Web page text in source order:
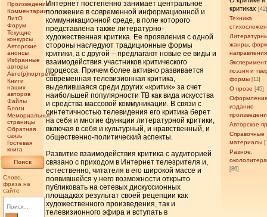
Произведения
Комментарии
ЛитО
Форум
Текущие
конкурсы
Авторские
анонсы
Избранные
авторы
Авто(р)портреты
Книги
наших
авторов
Файлы
Блоги
Мемориальные
страницы
Обратная
связь
Гостевая
книга
Поиск
Слово,
фраза на
сайте
критиках
Техника
жанры,
направления
поэзия и
формы [11]
О прозе [45]
издание
Авторское
Справочные
материалы
Разное,
[86]
Интернет постепенно занимает центральное
положение в современной информационной и
коммуникационной среде, в поле которого
представлена также литературно-
художественная критика. Ее проявления с одной
стороны наследуют традиционные формы
критики, а с другой – предлагают новые ее виды и
взаимодействия участников критического
процесса. Причем более активно развивается
современная телевизионная критика,
выделившаяся среди других «критик» за счет
наибольшей популярности ТВ как вида искусства
и средства массовой коммуникации. В связи с
синтетичностью телевидения его критика берет
на себя и многие функции литературной критики,
включая в себя и культурный, и нравственный, и
общественно-политический аспекты.
Развитие взаимодействия критика с аудиторией
связано с приходом в Интернет телезрителя и,
естественно, читателя в его широкой массе и
появившейся у него возможности открыто
публиковать на сетевых дискуссионных
площадках результат своей рецепции как
художественного произведения, так и
телевизионного эфира и вступать в